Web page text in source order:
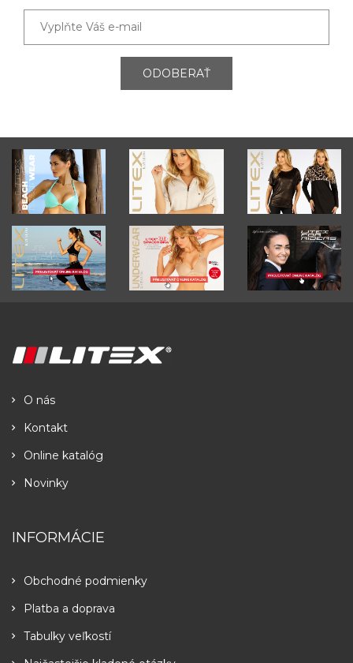
ODOBERAŤ
O nás
Kontakt
Online katalóg
Novinky
INFORMÁCIE
Obchodné podmienky
Platba a doprava
Tabulky veľkostí